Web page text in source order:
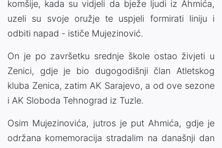
komšije, kada su vidjeli da bježe ljudi iz Ahmića,
uzeli su svoje oružje te uspjeli formirati liniju i
odbiti napad - ističe Mujezinović.
On je po završetku srednje škole ostao živjeti u
Zenici, gdje je bio dugogodišnji član Atletskog
kluba Zenica, zatim AK Sarajevo, a od ove sezone
i AK Sloboda Tehnograd iz Tuzle.
Osim Mujezinovića, jutros je put Ahmića, gdje je
održana komemoracija stradalim na današnji dan